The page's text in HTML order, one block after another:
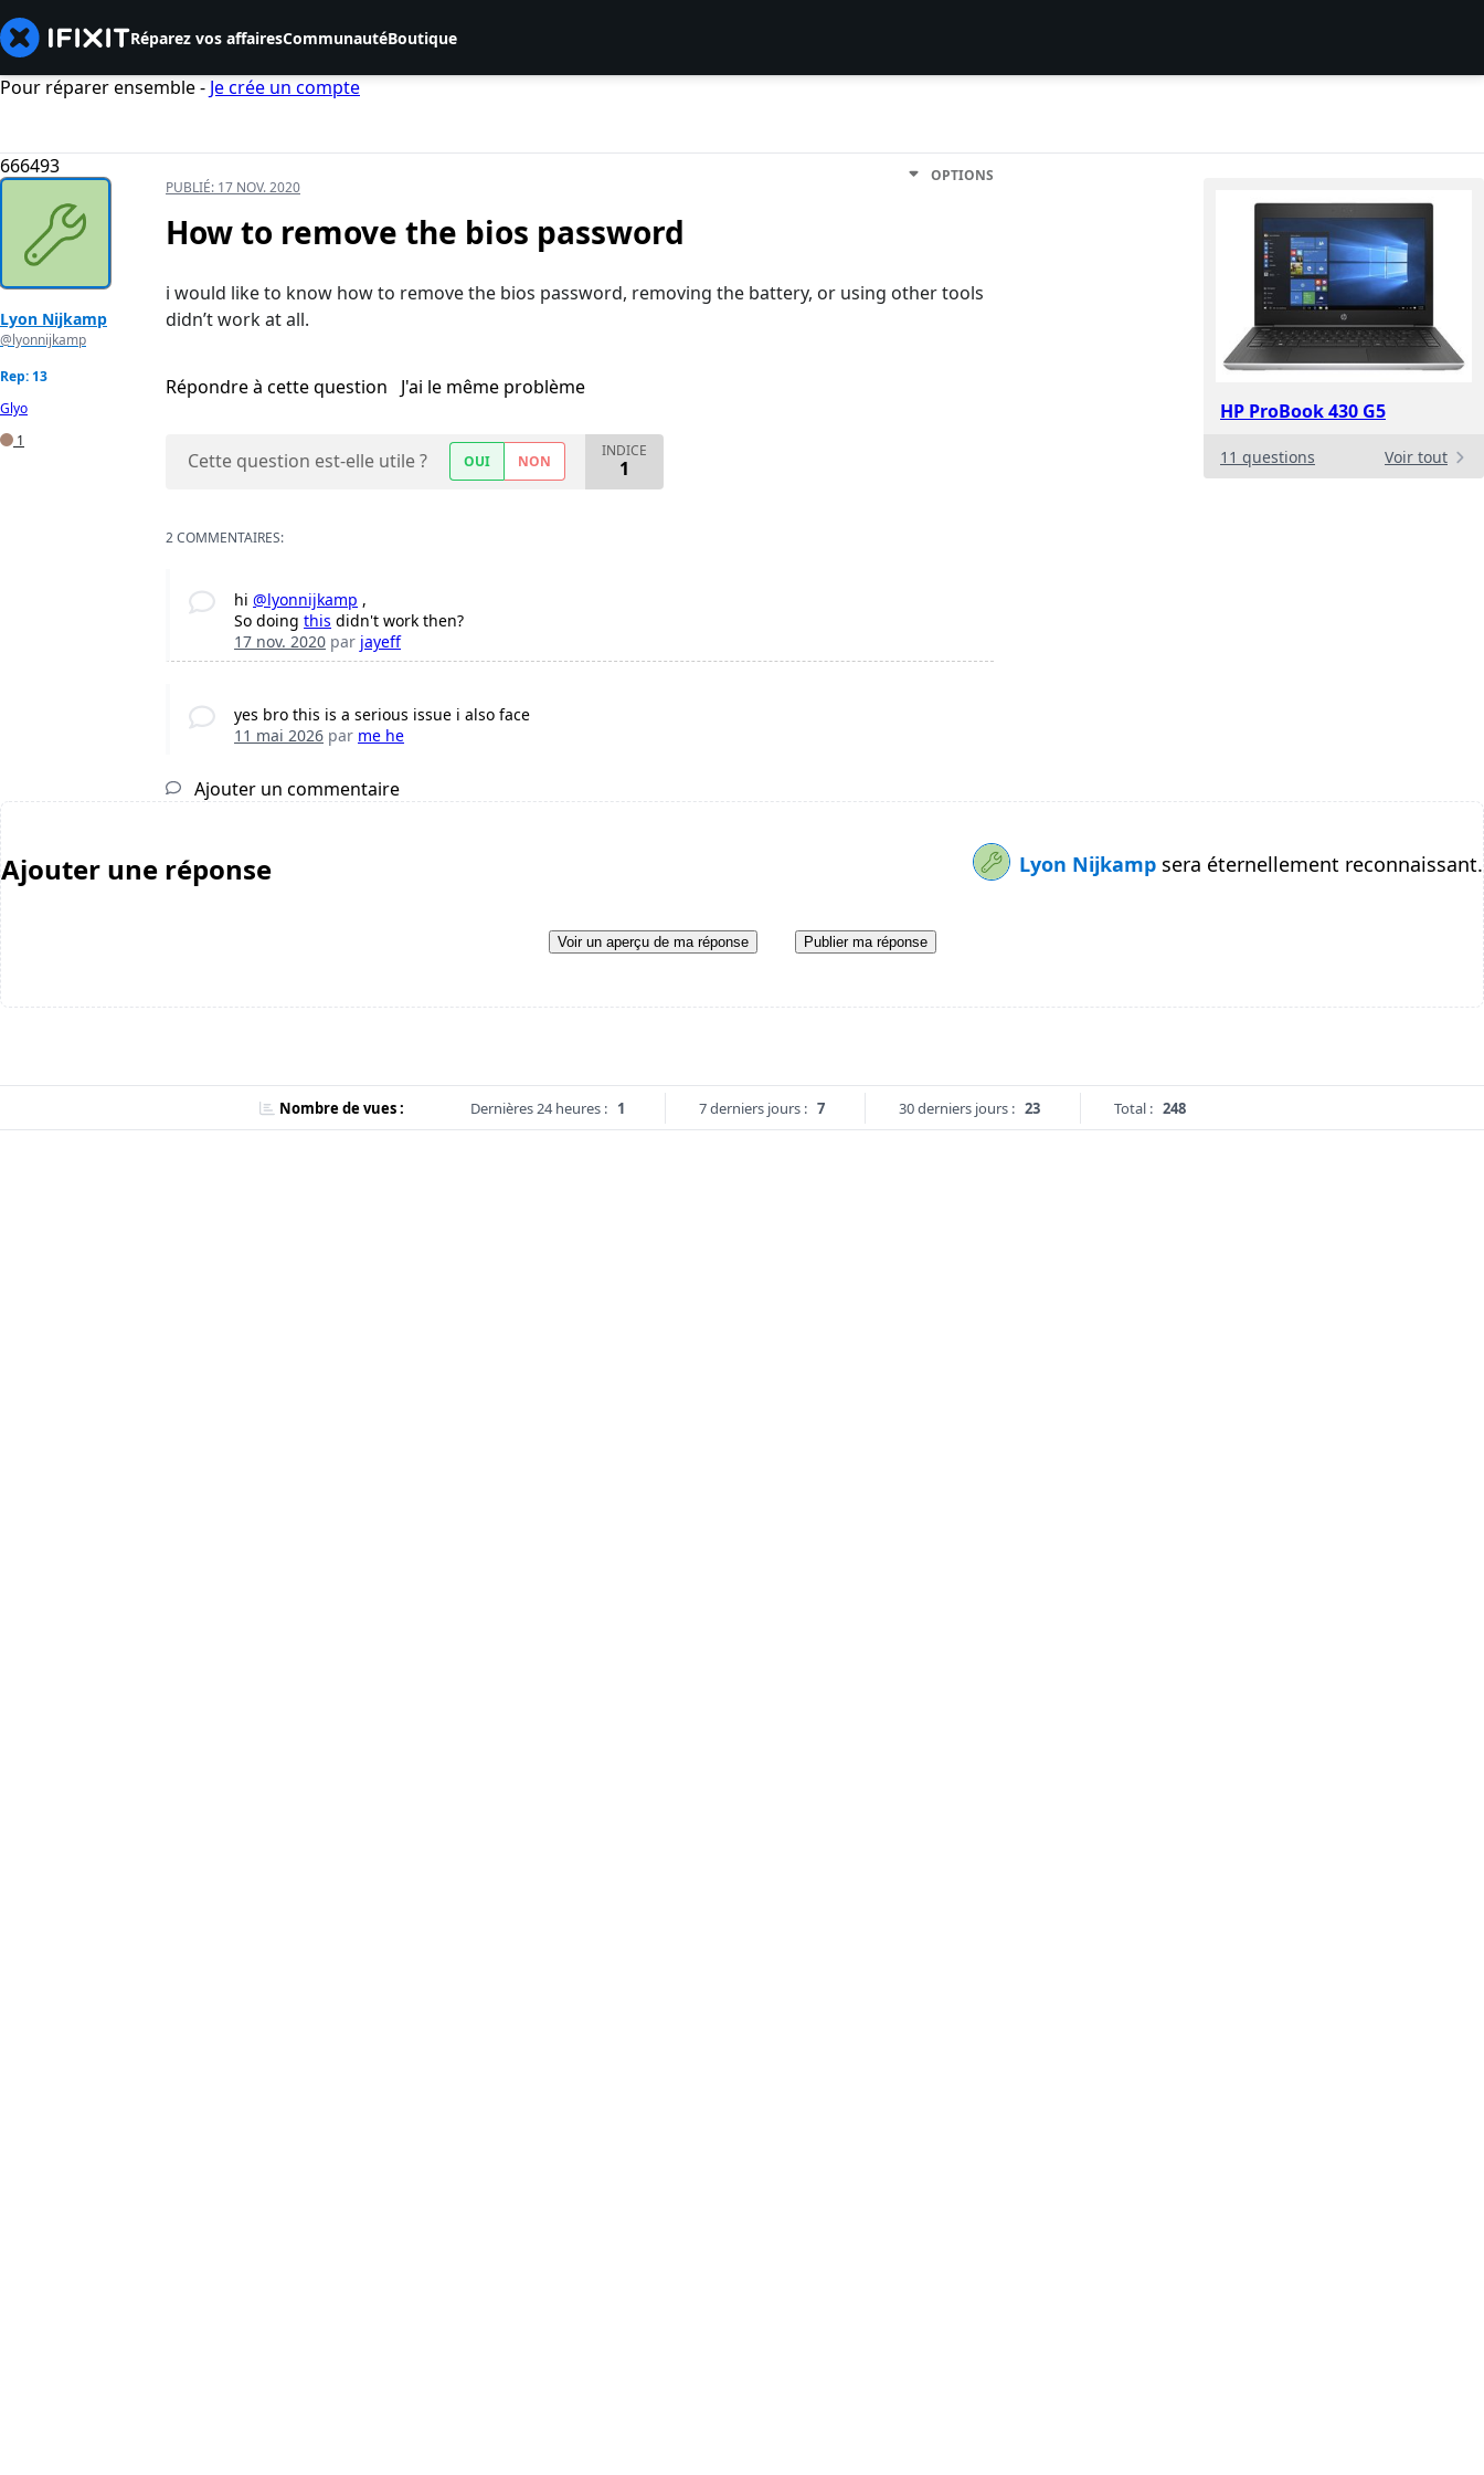
Réparez vos affairesCommunautéBoutique
Pour réparer ensemble - Je crée un compte
666493
HP ProBook 430 G5
11 questions Voir tout
Lyon Nijkamp
@lyonnijkamp
Rep: 13
Glyo
1
PUBLIÉ: 17 NOV. 2020
OPTIONS
How to remove the bios password
i would like to know how to remove the bios password, removing the battery, or using other tools
didn’t work at all.
Répondre à cette question J'ai le même problème
Cette question est-elle utile ? OUI NON
INDICE
1
2 COMMENTAIRES:
hi@lyonnijkamp ,
So doingthis didn't work then?
17 nov. 2020 par jayeff
yes bro this is a serious issue i also face
11 mai 2026 par me he
Ajouter un commentaire
Ajouter une réponse Lyon Nijkamp sera éternellement reconnaissant.
Voir un aperçu de ma réponse Publier ma réponse
Nombre de vues : Dernières 24 heures : 1 7 derniers jours : 7 30 derniers jours : 23 Total : 248